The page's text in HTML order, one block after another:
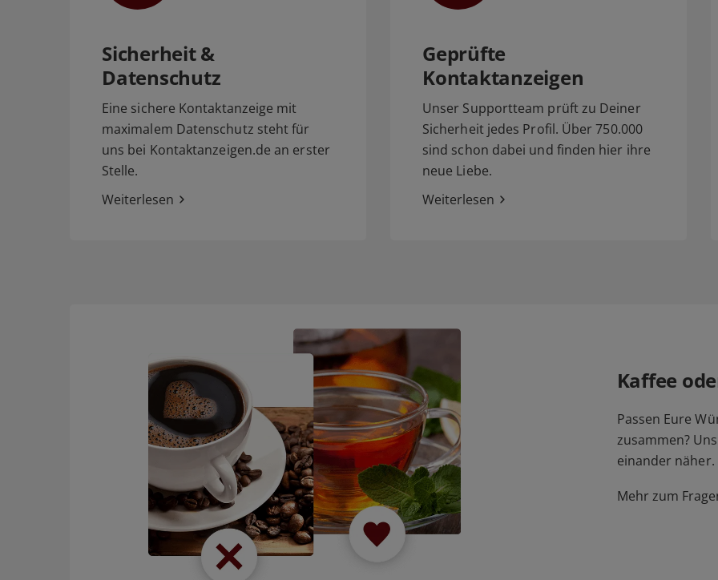
Sicherheit &
Datenschutz
Eine sichere Kontaktanzeige mit
maximalem Datenschutz steht für
uns bei Kontaktanzeigen.de an erster
Stelle.
Weiterlesen
Geprüfte
Kontaktanzeigen
Unser Supportteam prüft zu Deiner
Sicherheit jedes Profil. Über 750.000
sind schon dabei und finden hier ihre
neue Liebe.
Weiterlesen
Kaffee
Passen Eure
zusammen?
einander näher.
Mehr zum